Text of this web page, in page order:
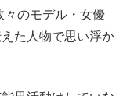
々のモデル・女優
た人物で思い浮か